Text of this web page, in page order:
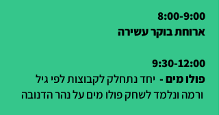
8:00-9:00
ארוחת בוקר עשירה
9:30-12:00
פולו מים - יחד נתחלק לקבוצות לפי גיל